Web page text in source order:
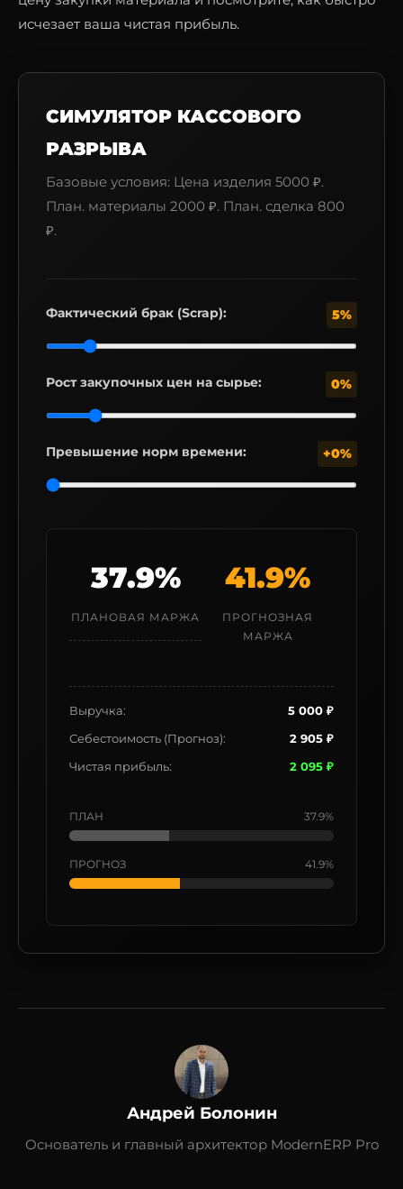
исчезает ваша чистая прибыль.
СИМУЛЯТОР КАССОВОГО
РАЗРЫВА
Базовые условия: Цена изделия 5000 ₽.
План. материалы 2000 ₽. План. сделка 800
₽.
Фактический брак (Scrap): 5%
Рост закупочных цен на сырье: 0%
Превышение норм времени: +0%
37.9%
ПЛАНОВАЯ МАРЖА
41.9%
ПРОГНОЗНАЯ
МАРЖА
Выручка:
5 000 ₽
Себестоимость (Прогноз):
2 905 ₽
Чистая прибыль:
2 095 ₽
ПЛАН 37.9%
ПРОГНОЗ 41.9%
Андрей Болонин
Основатель и главный архитектор ModernERP Pro